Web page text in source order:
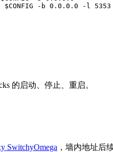
$CONFIG -b 0.0.0.0 -l
的启动、停止、重启。
SwitchyOmega ，墙内地址